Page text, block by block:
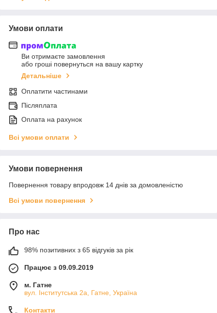
Умови оплати
Ви отримаєте замовлення
або гроші повернуться на вашу картку
Детальніше
Оплатити частинами
Післяплата
Оплата на рахунок
Всі умови оплати
Умови повернення
Повернення товару впродовж 14 днів за домовленістю
Всі умови повернення
Про нас
98% позитивних з 65 відгуків за рік
Працює з 09.09.2019
м. Гатне
вул. Інститутська 2а, Гатне, Україна
Контакти